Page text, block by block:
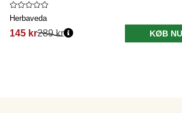
Herbaveda
145 kr289 kr KØB NU